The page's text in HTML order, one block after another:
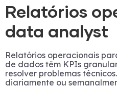
Relatórios
data analyst
Relatórios operacionais
de dados têm KPIs
resolver problemas
diariamente ou